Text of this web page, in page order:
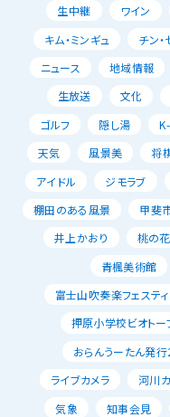
生中継
ワイン
キム・ミンギュ
チン・
ニュース
地域情報
生放送
文化
ゴルフ
隠し湯
天気
風景美 将
アイドル
ジモラブ
棚田のある風景
甲斐
井上かおり
桃の花
青楓美術館
富士山吹奏楽フェステ
押原小学校ビオトー
おらんうーたん発
ライブカメラ
河川
気象
知事会見